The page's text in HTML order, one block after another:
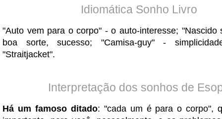
Idiomática Sonho Livro
"Auto vem para o corpo" - o auto-interesse; "Nascido
boa sorte, sucesso; "Camisa-guy" -
"Straitjacket".
Interpretação dos sonhos de
Há um famoso ditado: "cada um é para o corpo",